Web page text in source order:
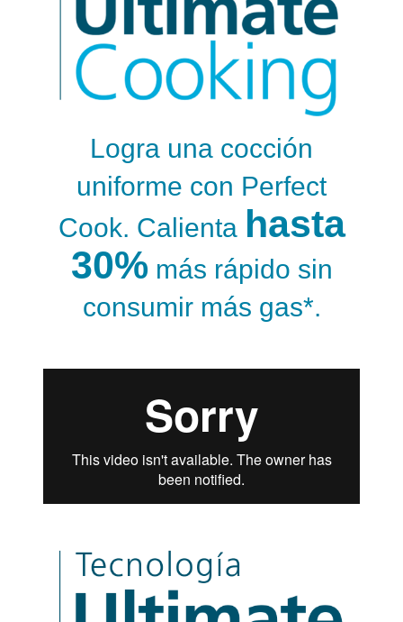
Logra una cocción
uniforme con Perfect
Cook. Calienta hasta
30% más rápido sin
consumir más gas*.